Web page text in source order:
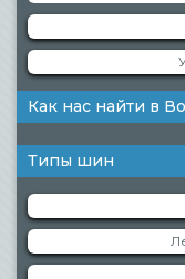
Как нас найти в
Типы шин